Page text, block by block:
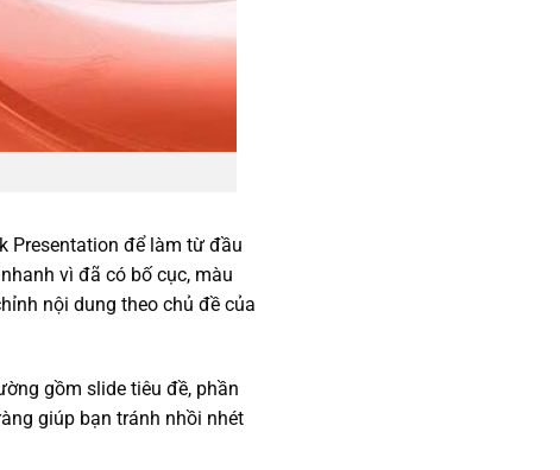
Presentation để làm từ đầu
vì đã có bố cục, màu
nội dung theo chủ đề của
gồm slide tiêu đề, phần
giúp bạn tránh nhồi nhét